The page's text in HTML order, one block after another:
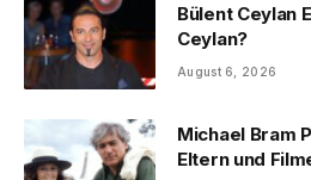
Bülent Ceylan
Ceylan?
August 6, 2026
Michael Bram
Eltern und